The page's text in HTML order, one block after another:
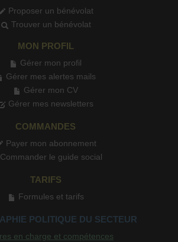
Proposer un bénévolat
Trouver un bénévolat
MON PROFIL
Gérer mon profil
Gérer mes alertes mails
Gérer mon CV
Gérer mes newsletters
COMMANDES
Payer mon abonnement
Commander le guide social
TARIFS
Formules et tarifs
POLITIQUE DU SECTEUR
en charge et compétences